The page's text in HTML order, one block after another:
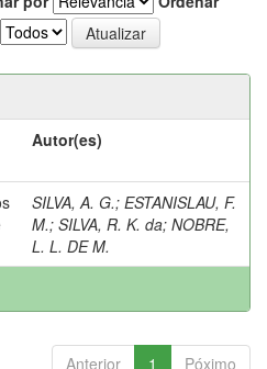
Autor(es)
SILVA, A. G.; ESTANISLAU, F.
M.; SILVA, R. K. da; NOBRE,
L. L. DE M.
Anterior 1 Póximo